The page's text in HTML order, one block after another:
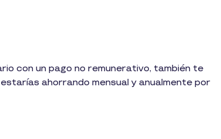
con un pago no remunerativo, también te
ahorrando mensual y anualmente por